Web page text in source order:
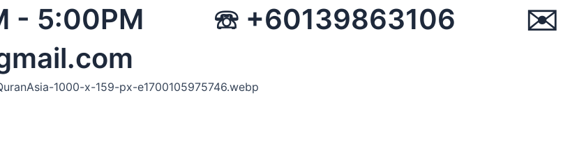
- 5:00PM ☏ +60139863106 ✉︎